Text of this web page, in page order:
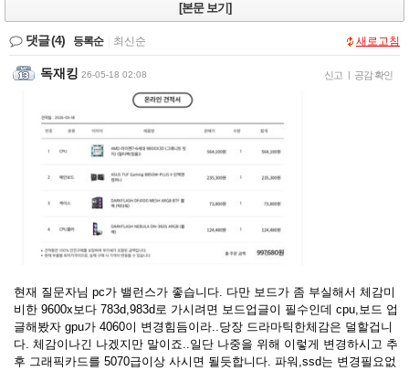
[본문 보기]
댓글(4) 등록순 최신순 새로고침
독재킹 26-05-18 02:08 신고 | 공감 확인
현재 질문자님 pc가 밸런스가 좋습니다. 다만 보드가 좀 부실해서 체감미
비한 9600x보다 783d,983d로 가시려면 보드업글이 필수인데 cpu,보드 업
글해봤자 gpu가 4060이 변경힘듬이라..당장 드라마틱한체감은 덜할겁니
다. 체감이나긴 나겠지만 말이죠..일단 나중을 위해 이렇게 변경하시고 추
후 그래픽카드를 5070급이상 사시면 될듯합니다. 파워,ssd는 변경필요없